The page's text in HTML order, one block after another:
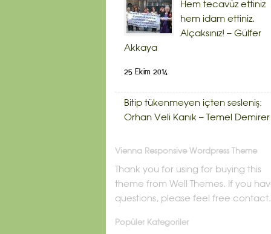
Hem tecavüz ettiniz
hem idam ettiniz.
Alçaksınız! – Gülfer
Akkaya
25 Ekim 2014
Bitip tükenmeyen içten sesleniş:
Orhan Veli Kanık – Temel Demirer
Vienna Responsive Wordpress Theme
Thank you for using for buying this
theme from Well Themes. If you
questions, please feel free contact.
Popüler Kategoriler